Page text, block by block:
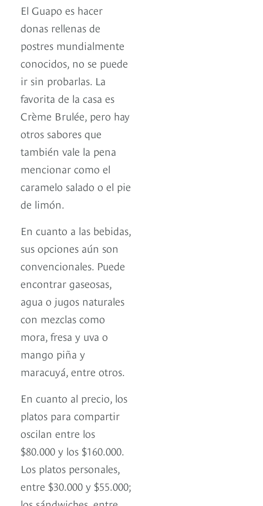
El Guapo es hacer
donas rellenas de
postres mundialmente
conocidos, no se puede
ir sin probarlas. La
favorita de la casa es
Crème Brulée, pero hay
otros sabores que
también vale la pena
mencionar como el
caramelo salado o el pie
de limón.
En cuanto a las bebidas,
sus opciones aún son
convencionales. Puede
encontrar gaseosas,
agua o jugos naturales
con mezclas como
mora, fresa y uva o
mango piña y
maracuyá, entre otros.
En cuanto al precio, los
platos para compartir
oscilan entre los
$80.000 y los $160.000.
Los platos personales,
entre $30.000 y $55.000;